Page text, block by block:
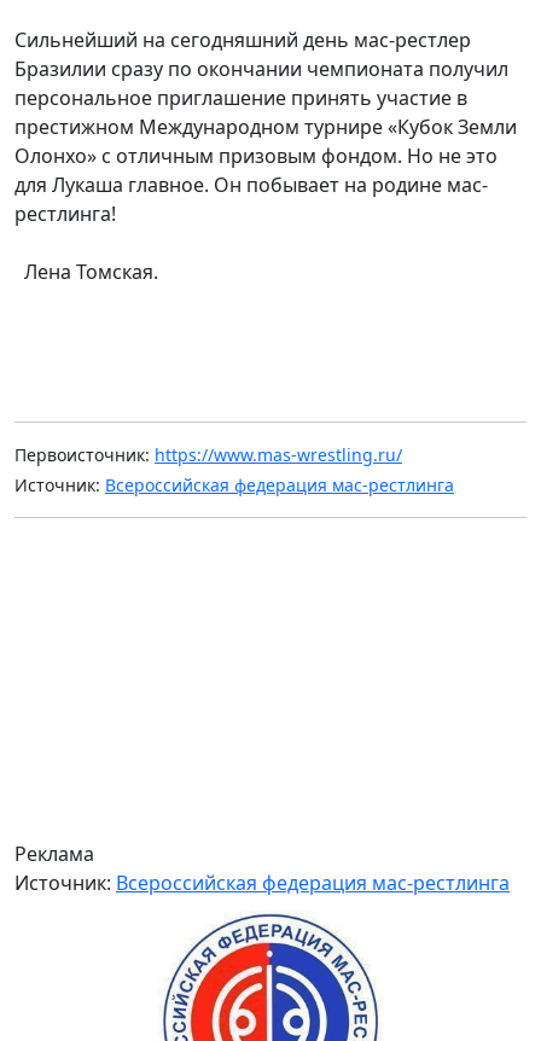
Сильнейший на сегодняшний день мас-рестлер
Бразилии сразу по окончании чемпионата получил
персональное приглашение принять участие в
престижном Международном турнире «Кубок Земли
Олонхо» с отличным призовым фондом. Но не это
для Лукаша главное. Он побывает на родине мас-
рестлинга!
Лена Томская.
Первоисточник: https://www.mas-wrestling.ru/
Источник: Всероссийская федерация мас-рестлинга
Реклама
Источник: Всероссийская федерация мас-рестлинга